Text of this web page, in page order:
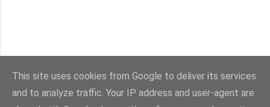
This site uses cookies from Google to deliver its services
and to analyze traffic. Your IP address and user-agent are